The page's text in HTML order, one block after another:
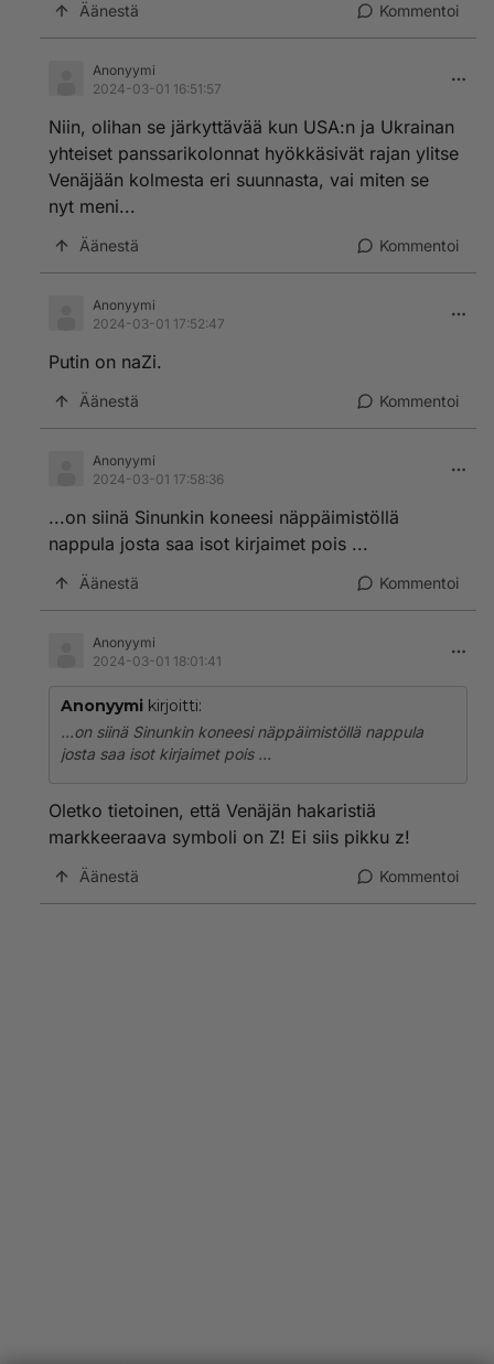
Äänestä Kommentoi
Anonyymi
2024-03-01 16:51:57
Niin, olihan se järkyttävää kun USA:n ja Ukrainan
yhteiset panssarikolonnat hyökkäsivät rajan ylitse
Venäjään kolmesta eri suunnasta, vai miten se
nyt meni...
Äänestä Kommentoi
Anonyymi
2024-03-01 17:52:47
Putin on naZi.
Äänestä Kommentoi
Anonyymi
2024-03-01 17:58:36
...on siinä Sinunkin koneesi näppäimistöllä
nappula josta saa isot kirjaimet pois ...
Äänestä Kommentoi
Anonyymi
2024-03-01 18:01:41
Anonyymi kirjoitti:
...on siinä Sinunkin koneesi näppäimistöllä nappula
josta saa isot kirjaimet pois ...
Oletko tietoinen, että Venäjän hakaristiä
markkeeraava symboli on Z! Ei siis pikku z!
Äänestä Kommentoi